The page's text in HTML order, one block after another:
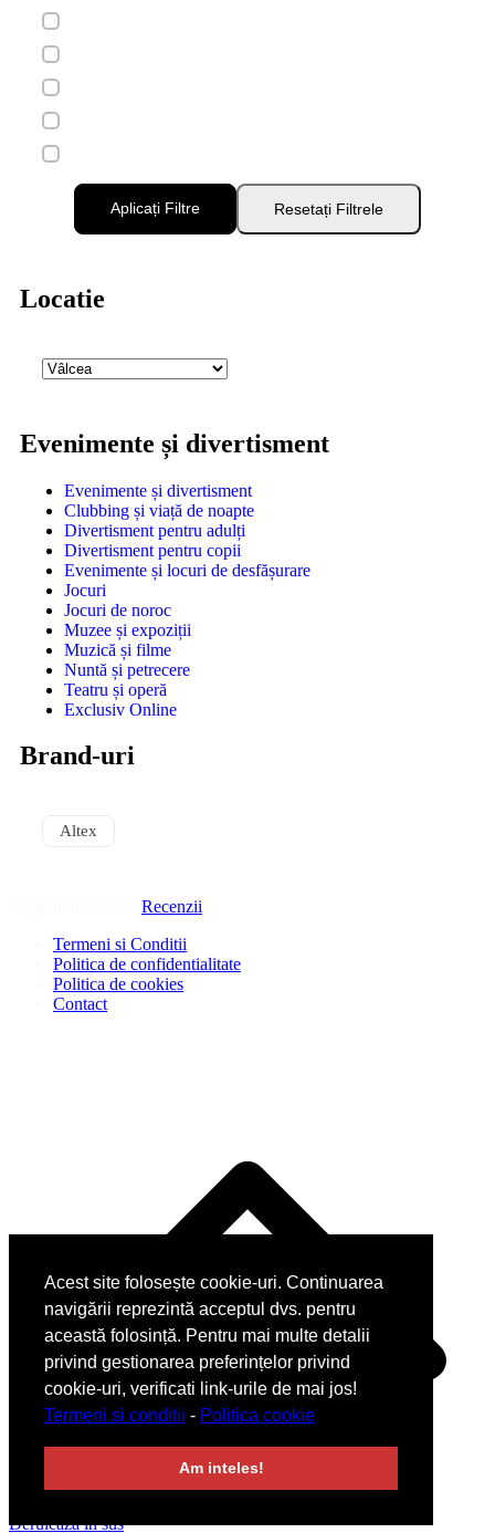
Acest site folosește cookie-uri. Continuarea
navigării reprezintă acceptul dvs. pentru
această folosință. Pentru mai multe detalii
privind gestionarea preferințelor privind
cookie-uri, verificati link-urile de mai jos!
Termeni si conditii - Politica cookie
Am inteles!
Aplicați Filtre Resetați Filtrele
Locatie
Evenimente și divertisment
Evenimente și divertisment
Clubbing și viață de noapte
Divertisment pentru adulți
Divertisment pentru copii
Evenimente și locuri de desfășurare
Jocuri
Jocuri de noroc
Muzee și expoziții
Muzică și filme
Nuntă și petrecere
Teatru și operă
Exclusiv Online
Brand-uri
Altex
Recenzii
Termeni si Conditii
Politica de confidentialitate
Politica de cookies
Contact
Derulează în sus